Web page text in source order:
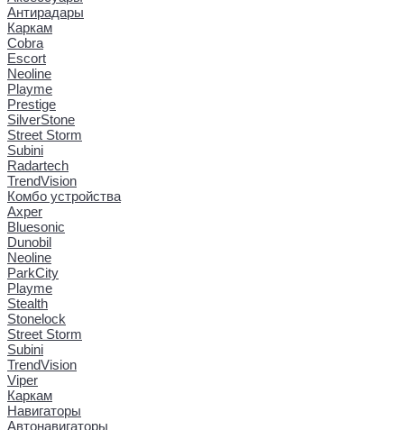
Антирадары
Каркам
Cobra
Escort
Neoline
Playme
Prestige
SilverStone
Street Storm
Subini
Radartech
TrendVision
Комбо устройства
Axper
Bluesonic
Dunobil
Neoline
ParkCity
Playme
Stealth
Stonelock
Street Storm
Subini
TrendVision
Viper
Каркам
Навигаторы
Автонавигаторы